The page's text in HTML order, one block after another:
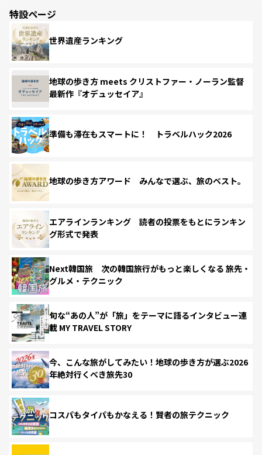
特設ページ
世界遺産ランキング
地球の歩き方 meets クリストファー・ノーラン監督
最新作『オデュッセイア』
準備も滞在もスマートに！ トラベルハック2026
地球の歩き方アワード みんなで選ぶ、旅のベスト。
エアラインランキング 読者の投票をもとにランキン
グ形式で発表
Next韓国旅 次の韓国旅行がもっと楽しくなる 旅先・
グルメ・テクニック
旬な“あの人”が「旅」をテーマに語るインタビュー連
載 MY TRAVEL STORY
今、こんな旅がしてみたい！地球の歩き方が選ぶ2026
年絶対行くべき旅先30
コスパもタイパもかなえる！賢者の旅テクニック